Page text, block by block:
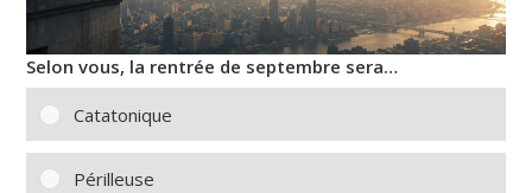
Selon vous, la rentrée de septembre sera…
Catatonique
Périlleuse